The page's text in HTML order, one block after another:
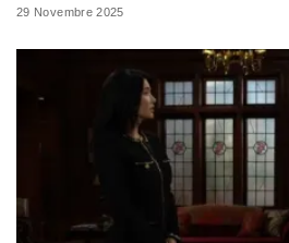
29 Novembre 2025